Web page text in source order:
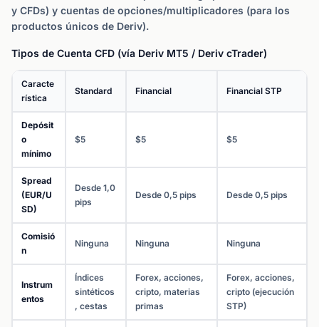
y CFDs) y cuentas de opciones/multiplicadores (para los
productos únicos de Deriv).
Tipos de Cuenta CFD (vía Deriv MT5 / Deriv cTrader)
Caracte
rística
Standard Financial Financial STP
Depósit
o
mínimo
$5 $5 $5
Spread
(EUR/U
SD)
Desde 1,0
pips
Desde 0,5 pips Desde 0,5 pips
Comisió
n
Ninguna Ninguna Ninguna
Instrum
entos
Índices
sintéticos
, cestas
Forex, acciones,
cripto, materias
primas
Forex, acciones,
cripto (ejecución
STP)